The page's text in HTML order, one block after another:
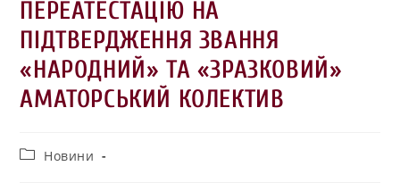
ПЕРЕАТЕСТАЦІЮ НА
ПІДТВЕРДЖЕННЯ ЗВАННЯ
«НАРОДНИЙ» ТА «ЗРАЗКОВИЙ»
АМАТОРСЬКИЙ КОЛЕКТИВ
Новини